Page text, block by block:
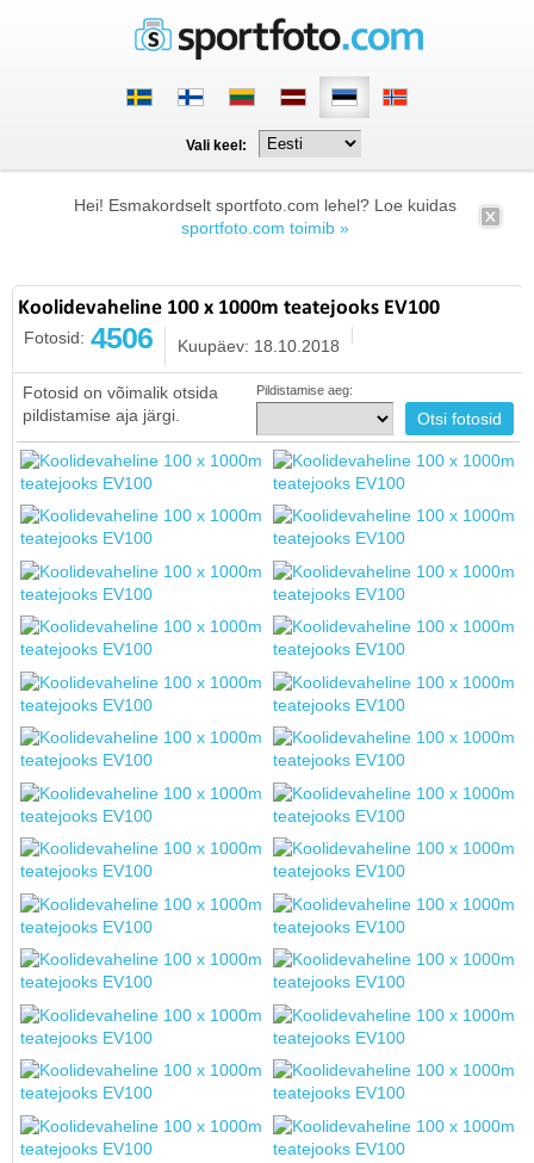
Vali keel:
Hei! Esmakordselt sportfoto.com lehel? Loe kuidas
sportfoto.com toimib »
Koolidevaheline 100 x 1000m teatejooks EV100
Fotosid: 4506 Kuupäev: 18.10.2018
Fotosid on võimalik otsida
pildistamise aja järgi.
Pildistamise aeg: